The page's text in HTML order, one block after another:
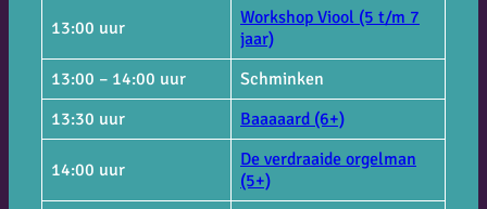
13:00 uur
Workshop Viool (5 t/m 7
jaar)
13:00 – 14:00 uur
Schminken
13:30 uur
Baaaaard (6+)
14:00 uur
De verdraaide orgelman
(5+)